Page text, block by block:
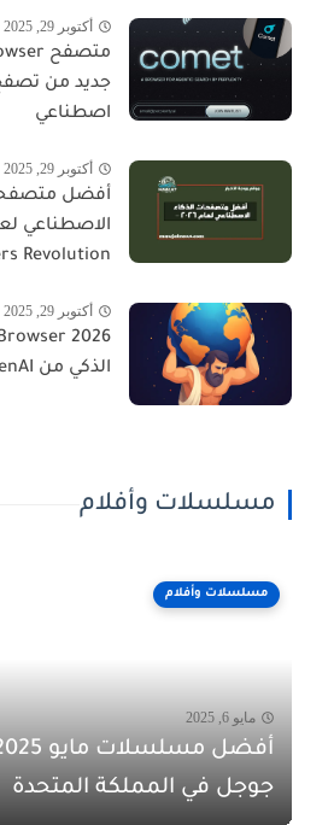
أكتوبر 29, 2025
جديد من تصفح
اصطناعي
أكتوبر 29, 2025
أفضل
Revolution
أكتوبر 29, 2025
الذكي من OpenAI - كل...
مسلسلات وأفلام
مسلسلات وأفلام
مايو 6, 2025
جوجل في المملكة المتحدة